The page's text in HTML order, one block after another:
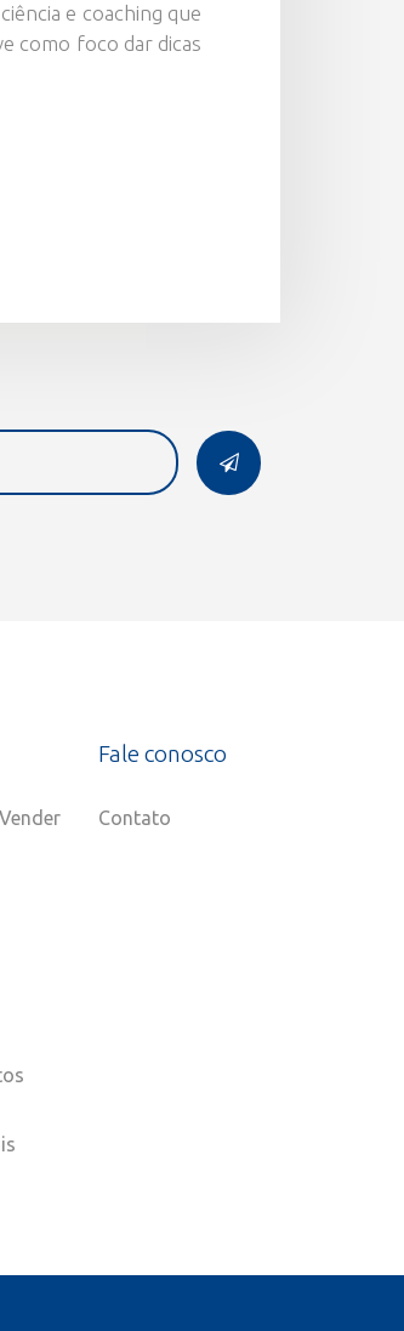
e coaching que
como foco dar dicas
Fale conosco
Contato